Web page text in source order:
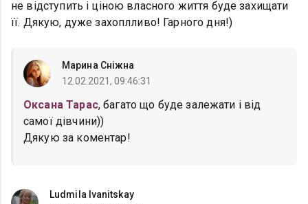
не відступить і ціною власного життя буде захищати
її. Дякую, дуже захоплливо! Гарного дня!)
Марина Сніжна
12.02.2021, 09:46:31
Оксана Тарас, багато що буде залежати і від
самої дівчини))
Дякую за коментар!
Ludmila Ivanitskay